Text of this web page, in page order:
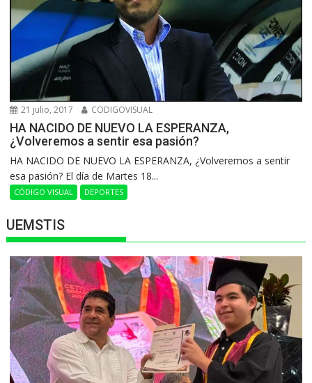
21 julio, 2017 CODIGOVISUAL
HA NACIDO DE NUEVO LA ESPERANZA,
¿Volveremos a sentir esa pasión?
HA NACIDO DE NUEVO LA ESPERANZA, ¿Volveremos a sentir
esa pasión? El día de Martes 18...
CÓDIGO VISUAL DEPORTES
UEMSTIS